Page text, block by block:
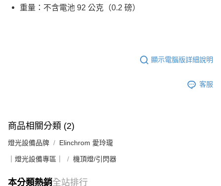
重量：不含電池 92 公克（0.2 磅）
顯示電腦版詳細說明
客服
商品相關分類 (2)
燈光設備品牌 Elinchrom 愛玲瓏
｜燈光設備專區｜ 機頂燈/引閃器
本分類熱銷全站排行